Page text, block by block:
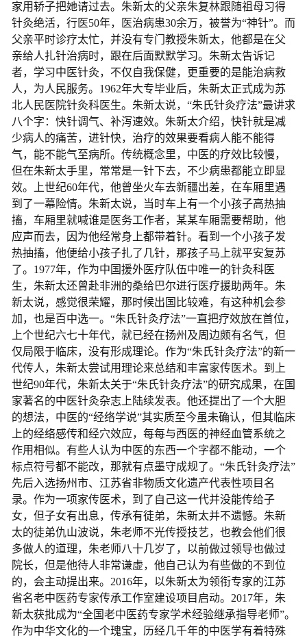
家用轿子把她请过去。朱新太的父亲朱复林跟随祖母习得
针灸绝活，行医50年，医治病患30余万，被誉为“神针”。而
父亲平时诊疗太忙，并没有专门教授朱新太，他都是在父
亲给人扎针治病时，跟在后面默默学习。朱新太告诉记
者，学习中医针灸，不仅自我保健，更重要的是能治病救
人，为人民服务。1962年大专毕业后，朱新太正式成为苏
北人民医院针灸科医生。朱新太说，“朱氏针灸疗法”最讲求
八个字：快针调气、补泻速效。朱新太介绍，快针就是减
少病人的痛苦，进针快，治疗的效果要看病人能不能得
气，能不能气至病所。传统概念里，中医的疗效比较慢，
但在朱新太手里，常常是一针下去，不少病患都能立即显
效。上世纪60年代，他曾坐火车去新疆出差，在车厢里遇
到了一幕险情。朱新太说，当时车上有一个小孩子高热抽
搐，车厢里就喊谁是医务工作者，某某车厢需要帮助，他
应声而去，因为他经常身上都带着针。看到一个小孩子发
热抽搐，他便给小孩子扎了几针，那孩子马上就平安复苏
了。1977年，作为中国援外医疗队伍中唯一的针灸科医
生，朱新太还曾赴非洲的桑给巴尔进行医疗援助两年。朱
新太说，感觉很荣耀，那时候出国比较难，有这种机会参
加，也是百中选一。“朱氏针灸疗法”一直把疗效放在首位，
上个世纪六七十年代，就已经在扬州及周边颇有名气，但
仅局限于临床，没有形成理论。作为“朱氏针灸疗法”的新一
代传人，朱新太尝试用理论来总结和丰富家传医术。到上
世纪90年代，朱新太关于“朱氏针灸疗法”的研究成果，在国
家著名的中医针灸杂志上陆续发表。他还提出了一个大胆
的想法，中医的“经络学说”其实质至今虽未确认，但其临床
上的经络感传和经穴效应，每每与西医的神经血管系统之
作用相似。有些人认为中医的东西一个字都不能动，一个
标点符号都不能改，那就有点墨守成规了。“朱氏针灸疗法”
先后入选扬州市、江苏省非物质文化遗产代表性项目名
录。作为一项家传医术，到了自己这一代并没能传给子
女，但子女有出息，传承有徒弟，朱新太并不遗憾。朱新
太的徒弟仇山波说，朱老师不光传授技艺，也教会他们很
多做人的道理，朱老师八十几岁了，以前做过领导也做过
院长，但是他待人非常谦虚，他自己认为有些做的不到位
的，会主动提出来。2016年，以朱新太为领衔专家的江苏
省名老中医药专家传承工作室建设项目启动。2017年，朱
新太获批成为“全国老中医药专家学术经验继承指导老师”。
作为中华文化的一个瑰宝，历经几千年的中医学有着特殊